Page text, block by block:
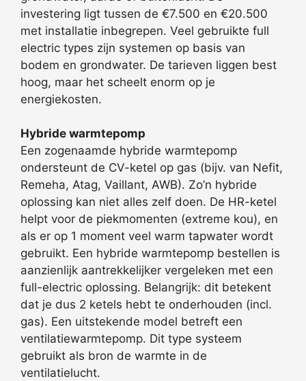
investering ligt tussen de €7.500 en €20.500
met installatie inbegrepen. Veel gebruikte full
electric types zijn systemen op basis van
bodem en grondwater. De tarieven liggen best
hoog, maar het scheelt enorm op je
energiekosten.
Hybride warmtepomp
Een zogenaamde hybride warmtepomp
ondersteunt de CV-ketel op gas (bijv. van Nefit,
Remeha, Atag, Vaillant, AWB). Zo’n hybride
oplossing kan niet alles zelf doen. De HR-ketel
helpt voor de piekmomenten (extreme kou), en
als er op 1 moment veel warm tapwater wordt
gebruikt. Een hybride warmtepomp bestellen is
aanzienlijk aantrekkelijker vergeleken met een
full-electric oplossing. Belangrijk: dit betekent
dat je dus 2 ketels hebt te onderhouden (incl.
gas). Een uitstekende model betreft een
ventilatiewarmtepomp. Dit type systeem
gebruikt als bron de warmte in de
ventilatielucht.